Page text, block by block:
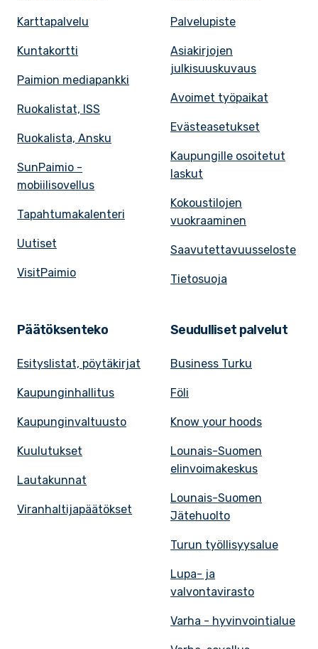
Karttapalvelu
Kuntakortti
Paimion mediapankki
Ruokalistat, ISS
Ruokalista, Ansku
SunPaimio -
mobiilisovellus
Tapahtumakalenteri
Uutiset
VisitPaimio
Palvelupiste
Asiakirjojen
julkisuuskuvaus
Avoimet työpaikat
Evästeasetukset
Kaupungille osoitetut
laskut
Kokoustilojen
vuokraaminen
Saavutettavuusseloste
Tietosuoja
Päätöksenteko
Esityslistat, pöytäkirjat
Kaupunginhallitus
Kaupunginvaltuusto
Kuulutukset
Lautakunnat
Viranhaltijapäätökset
Seudulliset palvelut
Business Turku
Föli
Know your hoods
Lounais-Suomen
elinvoimakeskus
Lounais-Suomen
Jätehuolto
Turun työllisyysalue
Lupa- ja
valvontavirasto
Varha - hyvinvointialue